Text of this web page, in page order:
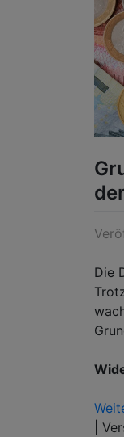
Die